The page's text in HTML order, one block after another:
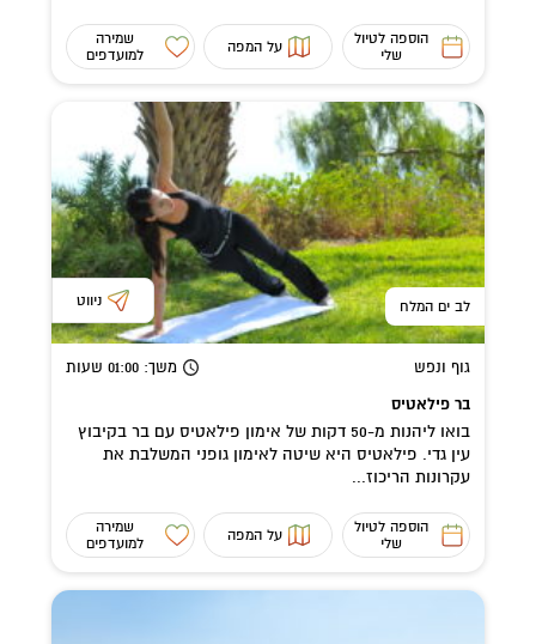
הוספה לטיול
שלי
על המפה
שמירה
למועדפים
לב ים המלח ניווט
גוף ונפש משך: 01:00 שעות
בר פילאטיס
בואו ליהנות מ-50 דקות של אימון פילאטיס עם בר בקיבוץ
עין גדי. פילאטיס היא שיטה לאימון גופני המשלבת את
עקרונות הריכוז...
הוספה לטיול
שלי
על המפה
שמירה
למועדפים